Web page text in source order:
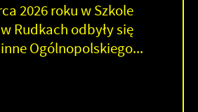
2026 roku w Szkole
Rudkach odbyły się
Ogólnopolskiego...